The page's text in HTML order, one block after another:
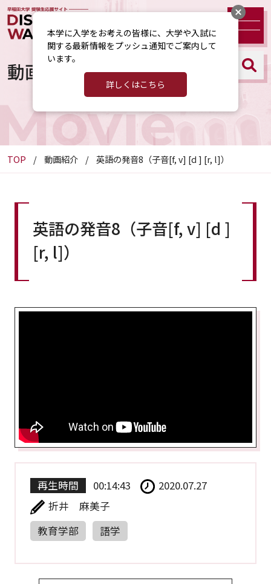
動画紹介
TOP 動画紹介 英語の発音8（子音[f, v] [d ] [r, l]）
英語の発音8（子音[f, v] [d ]
[r, l]）
再生時間 00:14:43
2020.07.27
折井 麻美子
教育学部
語学
本学に入学をお考えの皆様に、大学や入試に
関する最新情報をプッシュ通知でご案内して
います。
詳しくはこちら